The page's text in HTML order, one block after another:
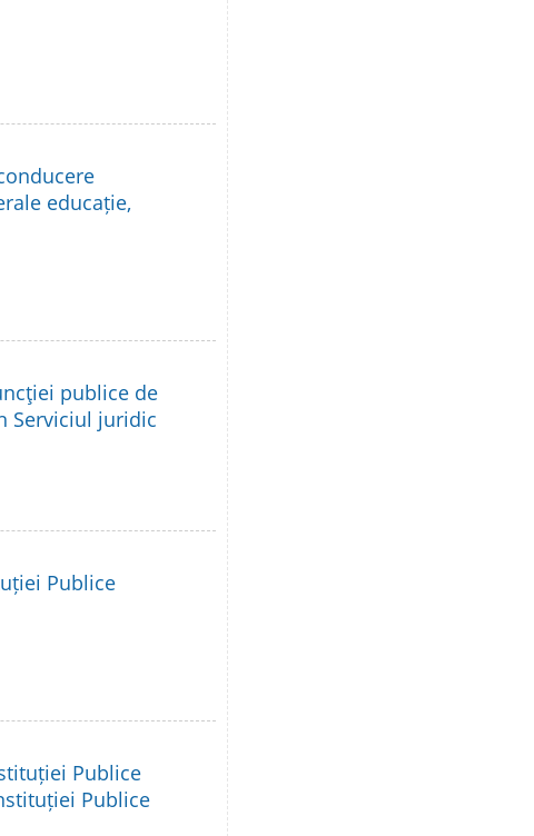
educație,
publice de
Serviciul juridic
Publice
Publice
Publice